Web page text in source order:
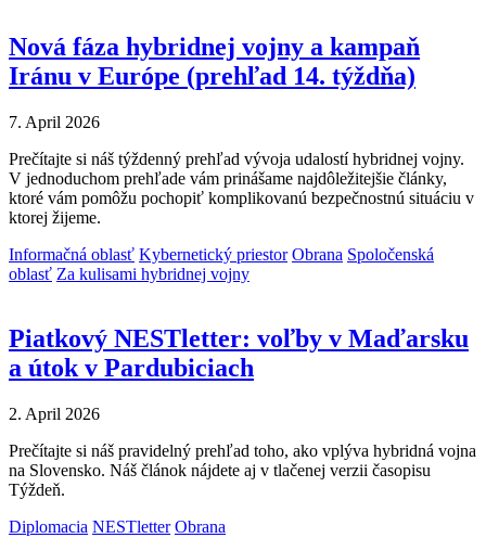
Nová fáza hybridnej vojny a kampaň
Iránu v Európe (prehľad 14. týždňa)
7. April 2026
Prečítajte si náš týždenný prehľad vývoja udalostí hybridnej vojny.
V jednoduchom prehľade vám prinášame najdôležitejšie články,
ktoré vám pomôžu pochopiť komplikovanú bezpečnostnú situáciu v
ktorej žijeme.
Informačná oblasť Kybernetický priestor Obrana Spoločenská
oblasť Za kulisami hybridnej vojny
Piatkový NESTletter: voľby v Maďarsku
a útok v Pardubiciach
2. April 2026
Prečítajte si náš pravidelný prehľad toho, ako vplýva hybridná vojna
na Slovensko. Náš článok nájdete aj v tlačenej verzii časopisu
Týždeň.
Diplomacia NESTletter Obrana